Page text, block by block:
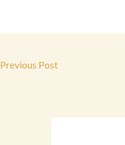
Previous Post